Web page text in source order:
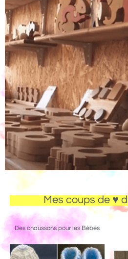
Mes coups de ♥
Des chaussons pour les Bébés